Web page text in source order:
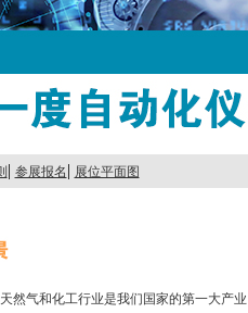
| 参展报名 | 展位平面图
然气和化工行业是我们国家的第一大产